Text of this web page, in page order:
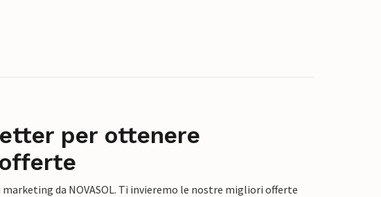
per ottenere
da NOVASOL. Ti invieremo le nostre migliori offerte